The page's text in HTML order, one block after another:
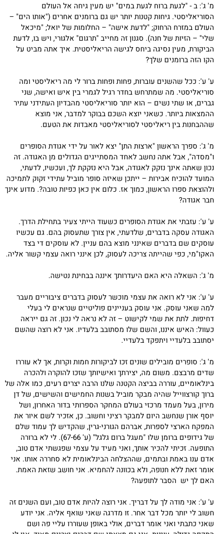
מ' ג': ב - "לגעת ברוח לגעת במים" יש מעין גיחה אל העולם
הסוריאליסטי. גיחות קטנות יותר יש גם ברומנים אחרים ("אותו הים" –
העולם במזרח הרחוק; "לדעת אישה" – החלומות של יואל; "מיכאל
שלי" – הזיות של חנה). סגנון זה מחייב "תרגום" אלגורי, ויש בו, לדעת
הביקורת, מעין נסיגה ביחס לגישה הריאליסטית. איך אתה מביט על
הקו הזה ברומנים שלך?
ע' ע': ככל שהשנים עוברות, פחות ופחות ברור לי מה ריאליסטי ומה
סוריאליסטי. מה שמתרחש בחדר רגיל לגמרי בין איש ואישה, שני
גברים, או שתי נשים – הוא יותר סוריאליסטי מהבדיון העתידני עתיר
ההמצאות ביותר. כשאני יוצא השכם בבוקר למדבר, אני מוצא
שההבחנות בין ריאליסטי לסוריאליסטי מאבדות את הטעם.
מ' ג': ספרך הראשון "ארצות התן" יצא לאור על ידי אגודת הסופרים
ו"מסדה", אבל אתה נחשב לאחד המסתייגים הגדולים מן האגודה. זה
נכון שאתה אינך נזקק לאגודה, אבל היא נזקקת לך, ועכשיו, לדעתי,
המועד להוכיח אבירות – ייתכן שאיזה סופר מוביל עתידי זקוק לתמיכה
ולהוצאת ספרו הראשון, כמוך אז. כלום אין כאן כפיות טובה?. מדוע אינך
חבר אגודה?
ע' ע': עזבתי את אגודת הסופרים כשעוד הייתי צעיר בתחילת הדרך.
האגודה עסקה בדברים, שלדעתי, אין צורך שתעסוק בהם. גם עכשיו
עוסקים שם בדברים שאינני מוצא בהם עניין. לא עוסקים די בצד
האקו"מי, כפי שהייתה צריכה לעסוק, לכן אינני רואה עצמי קשור אליה.
מ' ג': השאלה היא האם היעדרותך איננה בבחינת נטישה.
ע' ע': אני לא רואה את עצמי מוכשר לעסוק בדברים ציבוריים מעבר
למה שאני עוסק. אני עוסק בעניינים פוליטיים שנראים לי בעלי
דחיפות. לתת את שמי לקישוט – זה לא נראה לי נכון. זה גם ייראה
כעוול: האיש איננו, והשם שלו מסתובב בלעדיו. אני לא רוצה שהשם
יסתובב בלעדיי ויתפקד בלעדיי.
מ' ג': סופרים מובילים שונים זכו לביקורות חמות וקרות, אך לא עוררו
שדים מרבצם. משום מה, יצירתך ואישיותך שזכו להוקרה ולהכרה
בינלאומיים, עוררה בביצה הקטנה שלנו הרבה יצרים רעים, כמו אלה של
ברוך קורצווייל שהיה מבקר מוביל בשנות החמישים והשישים, של דן
מירון, בעל מעמד מרכזי בעולם המחקר הספרותי בדור האחרון, ושל
יוסף אורן שנחשב היום למבקר רציני וחשוב. כן, אזכיר לשם איור את
המפקח הארצי לספרות, אברהם הגורני-גרין, שהקדיש לך עמוד שלם
של גידופים ברומן שלו "מעגל ברום גלגל" (ע' 67-66). לי לא ברורה
התופעה. זכיתי להכיר אותך, ואני מעיד על עצמי שפגשתי אדם טוב,
אדם ענו באמת ובתמים, שההצלחה הבינלאומית לא סחררה אותו. אני
אומר זאת ללא חנופה, ולא בכוונה להחמיא. אני חושב שזאת האמת.
האם לך יש הסבר לתופעה?
ע' ע': אני מודה לך על דבריך. אני רוצה להיות אדם טוב, ועם השנים זה
חשוב לי יותר מכל דבר אחר. זו מדרגה שאני שואף אליה. אני יודע
שאני כתבתי ואני אומר דברים, אולי באופן שעוררו עליי פה ושם